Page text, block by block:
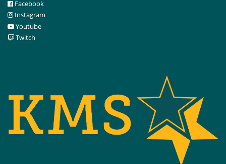
Facebook
Instagram
Youtube
Twitch